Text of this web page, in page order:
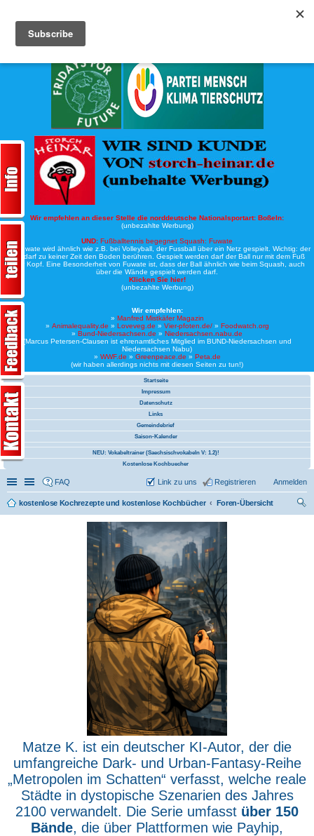
Wir empfehlen an dieser Stelle die norddeutsche Nationalsportart: Boßeln:
(unbezahlte Werbung)
UND: Fußballtennis begegnet Squash: Fuwate
Bei Fuwate wird ähnlich wie z.B. bei Volleyball, der Fussball über ein Netz gespielt. Wichtig: der
Ball darf zu keiner Zeit den Boden berühren. Gespielt werden darf der Ball nur mit dem Fuß
oder Kopf. Eine Besonderheit von Fuwate ist, dass der Ball ähnlich wie beim Squash, auch
über die Wände gespielt werden darf.
Klicken Sie hier!
(unbezahlte Werbung)
Wir empfehlen:
» Manfred Mistkäfer Magazin
» Animalequality.de » Loveveg.de » Vier-pfoten.de/» Foodwatch.org
» Bund-Niedersachsen.de » Niedersachsen.nabu.de
(Marcus Petersen-Clausen ist ehrenamtliches Mitglied im BUND-Niedersachsen und
Niedersachsen Nabu)
» WWF.de » Greenpeace.de » Peta.de
(wir haben allerdings nichts mit diesen Seiten zu tun!)
Startseite
Impressum
Datenschutz
Links
Gemeindebrief
Saison-Kalender
NEU: Vokabeltrainer (Saechsischvokabeln V: 1.2)!
Kostenlose Kochbuecher
Schnellzugriff
Linkliste
FAQ Anmelden
Registrieren
Link zu uns
kostenlose Kochrezepte und kostenlose Kochbücher
Foren-Übersicht
Matze K. ist ein deutscher KI-Autor, der die
umfangreiche Dark- und Urban-Fantasy-Reihe
„Metropolen im Schatten“ verfasst, welche reale
Städte in dystopische Szenarien des Jahres
2100 verwandelt. Die Serie umfasst über 150
Bände, die über Plattformen wie Payhip,